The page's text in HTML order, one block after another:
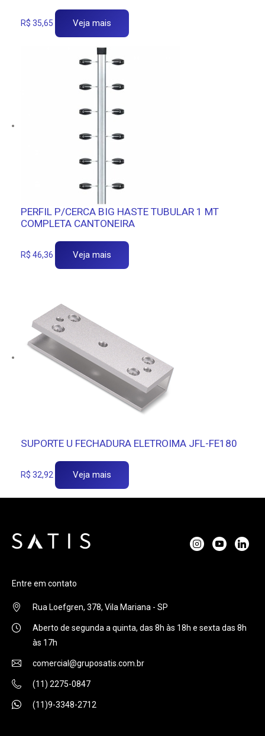
R$ 35,65 Veja mais
PERFIL P/CERCA BIG HASTE TUBULAR 1 MT
COMPLETA CANTONEIRA
R$ 46,36 Veja mais
SUPORTE U FECHADURA ELETROIMA JFL-FE180
R$ 32,92 Veja mais
Entre em contato
Rua Loefgren, 378, Vila Mariana - SP
Aberto de segunda a quinta, das 8h às 18h e sexta das 8h
às 17h
comercial@gruposatis.com.br
(11) 2275-0847
(11)9-3348-2712